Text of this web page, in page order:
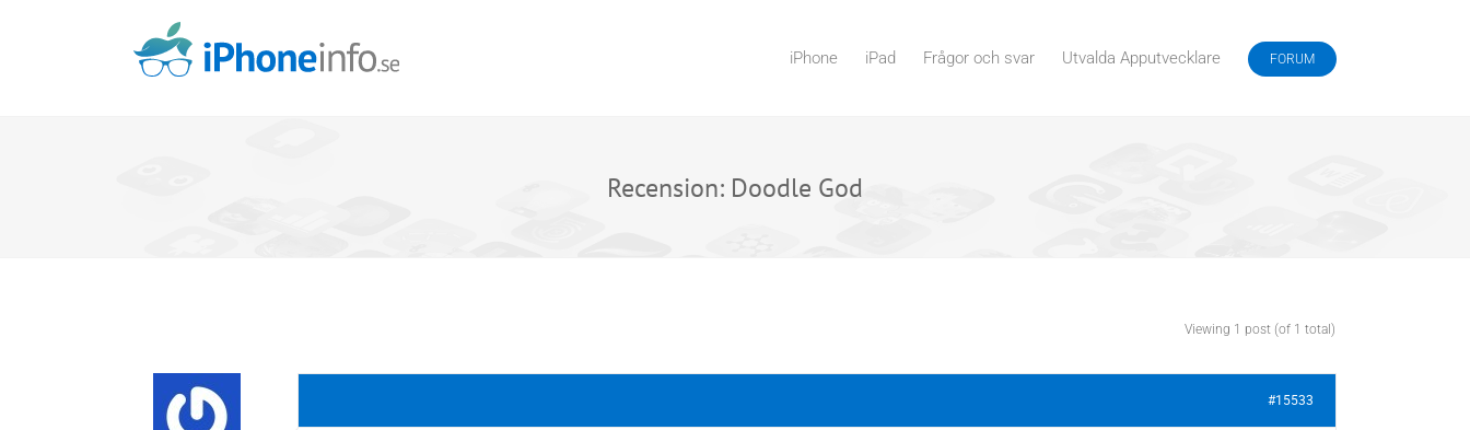
iPhone iPad Frågor och svar Utvalda Apputvecklare FORUM
Recension: Doodle God
Viewing 1 post (of 1 total)
#15533